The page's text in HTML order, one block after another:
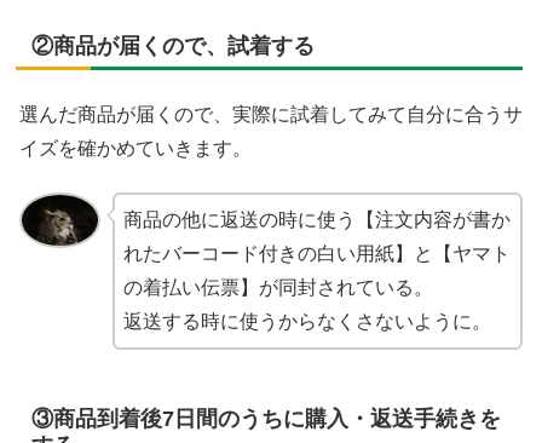
②商品が届くので、試着する
選んだ商品が届くので、実際に試着してみて自分に合うサ
イズを確かめていきます。
商品の他に返送の時に使う【注文内容が書か
れたバーコード付きの白い用紙】と【ヤマト
の着払い伝票】が同封されている。
返送する時に使うからなくさないように。
③商品到着後7日間のうちに購入・返送手続きを